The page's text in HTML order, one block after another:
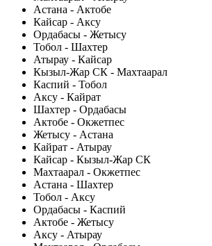
Астана - Актобе
Кайсар - Аксу
Ордабасы - Жетысу
Тобол - Шахтер
Атырау - Кайсар
Кызыл-Жар СК - Махтаарал
Каспий - Тобол
Аксу - Кайрат
Шахтер - Ордабасы
Актобе - Окжетпес
Жетысу - Астана
Кайрат - Атырау
Кайсар - Кызыл-Жар СК
Махтаарал - Окжетпес
Астана - Шахтер
Тобол - Аксу
Ордабасы - Каспий
Актобе - Жетысу
Аксу - Атырау